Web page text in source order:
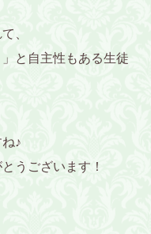
、
と自主性もある生徒
♪
うございます！